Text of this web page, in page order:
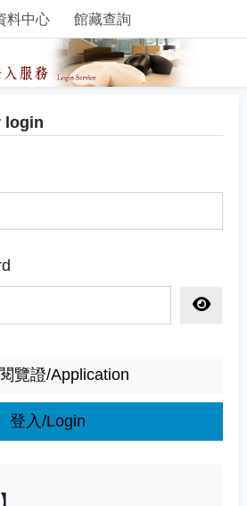
料中心 館藏查詢
login
顯示密
覽證/Application
登入/Login